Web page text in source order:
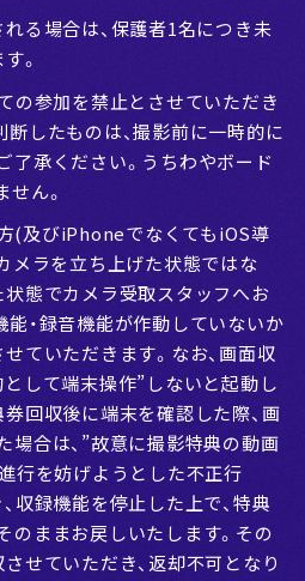
る場合は、保護者1名につき未
。
の参加を禁止とさせていただき
断したものは、撮影前に一時的に
了承ください。うちわやボード
ん。
(及びiPhoneでなくてもiOS導
メラを立ち上げた状態ではな
状態でカメラ受取スタッフへお
・録音機能が作動していないか
ていただきます。なお、画面収
して端末操作”しないと起動し
回収後に端末を確認した際、画
場合は、”故意に撮影特典の動画
行を妨げようとした不正行
収録機能を停止した上で、特典
のままお戻しいたします。その
せていただき、返却不可となり